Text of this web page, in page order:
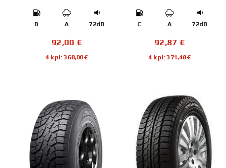
B A 72dB
92,00 €
4 kpl: 368,00€
C A 72dB
92,87 €
4 kpl: 371,48€